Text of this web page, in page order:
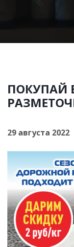
ПОКУПАЙ
29 августа 2022